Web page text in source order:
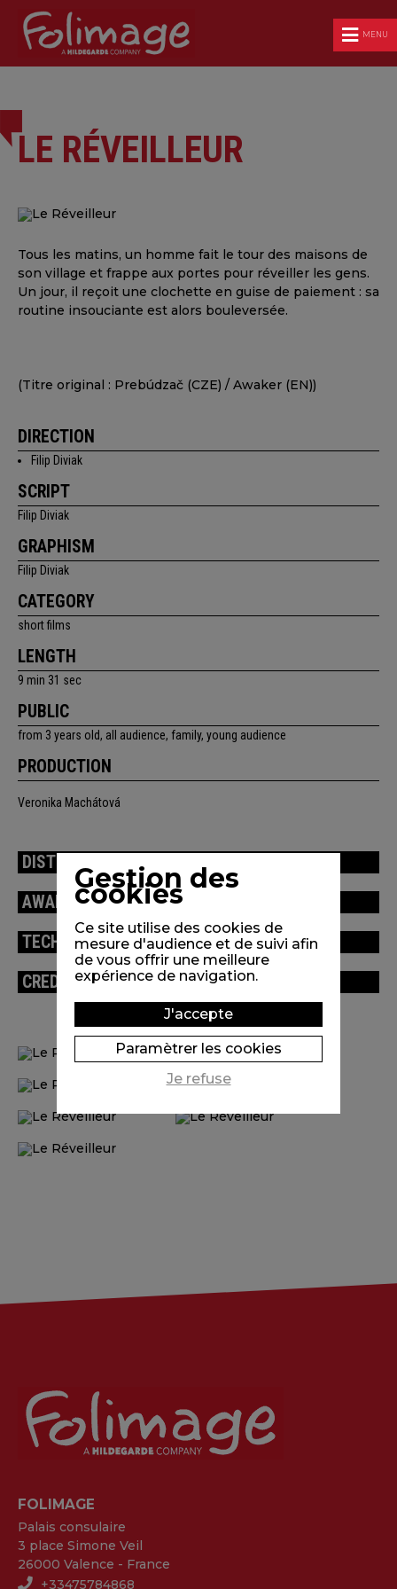
MENU
LE RÉVEILLEUR
Tous les matins, un homme fait le tour des maisons de
son village et frappe aux portes pour réveiller les gens.
Un jour, il reçoit une clochette en guise de paiement : sa
routine insouciante est alors bouleversée.
(Titre original : Prebúdzač (CZE) / Awaker (EN))
DIRECTION
Filip Diviak
SCRIPT
Filip Diviak
GRAPHISM
Filip Diviak
CATEGORY
short films
LENGTH
9 min 31 sec
PUBLIC
from 3 years old, all audience, family, young audience
PRODUCTION
Veronika Machátová
DISTRIBUTION
AWARDS / FESTIVALS
TECHNICAL INFORMATION
CREDITS
FOLIMAGE
Palais consulaire
3 place Simone Veil
26000 Valence - France
+33475784868
Gestion des
cookies
Ce site utilise des cookies de
mesure d'audience et de suivi afin
de vous offrir une meilleure
expérience de navigation.
J'accepte
Paramètrer les cookies
Je refuse